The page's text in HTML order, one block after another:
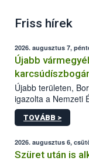
Friss hírek
2026. augusztus 7,
Újabb
karcsúdíszbogár
Újabb területen,
igazolta a Nemzeti
kőrisrontó
kártevőt nem csak
az intenzív
hatósággal is
TOVÁBB >
2026. augusztus 6,
Szüret után is